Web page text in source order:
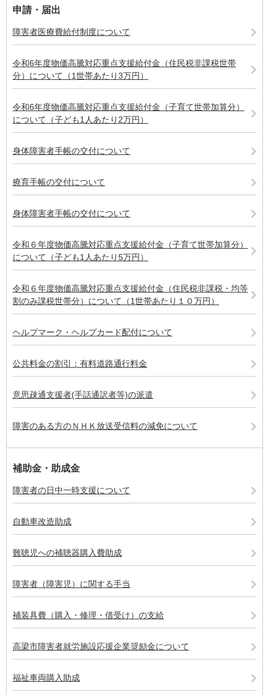
申請・届出
障害者医療費給付制度について
令和6年度物価高騰対応重点支援給付金（住民税非課税世帯
分）について（1世帯あたり3万円）
令和6年度物価高騰対応重点支援給付金（子育て世帯加算分）
について（子ども1人あたり2万円）
身体障害者手帳の交付について
療育手帳の交付について
身体障害者手帳の交付について
令和６年度物価高騰対応重点支援給付金（子育て世帯加算分）
について（子ども1人あたり5万円）
令和６年度物価高騰対応重点支援給付金（住民税非課税・均等
割のみ課税世帯分）について（1世帯あたり１０万円）
ヘルプマーク・ヘルプカード配付について
公共料金の割引：有料道路通行料金
意思疎通支援者(手話通訳者等)の派遣
障害のある方のＮＨＫ放送受信料の減免について
補助金・助成金
障害者の日中一時支援について
自動車改造助成
難聴児への補聴器購入費助成
障害者（障害児）に関する手当
補装具費（購入・修理・借受け）の支給
高梁市障害者就労施設応援企業奨励金について
福祉車両購入助成